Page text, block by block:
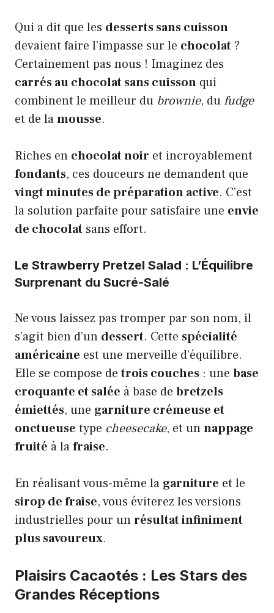
Qui a dit que les desserts sans cuisson
devaient faire l’impasse sur le chocolat ?
Certainement pas nous ! Imaginez des
carrés au chocolat sans cuisson qui
combinent le meilleur du brownie, dufudge
et de lamousse.
Riches en chocolat noir et incroyablement
fondants, ces douceurs ne demandent que
vingt minutes de préparation active. C’est
la solution parfaite pour satisfaire une envie
de chocolat sans effort.
Le Strawberry Pretzel Salad : L’Équilibre
Surprenant du Sucré-Salé
Ne vous laissez pas tromper par son nom, il
s’agit bien d’un dessert. Cette spécialité
américaine est une merveille d’équilibre.
Elle se compose detrois couches : une base
croquante et salée à base de bretzels
émiettés, une garniture crémeuse et
onctueuse type cheesecake, et unnappage
fruité à lafraise.
En réalisant vous-même la garniture et le
sirop de fraise, vous éviterez les versions
industrielles pour unrésultat infiniment
plus savoureux.
Plaisirs Cacaotés : Les Stars des
Grandes Réceptions